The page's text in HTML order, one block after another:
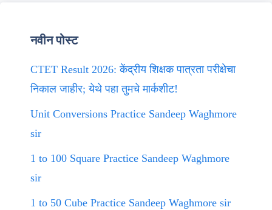
नवीन पोस्ट
CTET Result 2026: केंद्रीय शिक्षक पात्रता परीक्षेचा
निकाल जाहीर; येथे पहा तुमचे मार्कशीट!
Unit Conversions Practice Sandeep Waghmore
sir
1 to 100 Square Practice Sandeep Waghmore
sir
1 to 50 Cube Practice Sandeep Waghmore sir